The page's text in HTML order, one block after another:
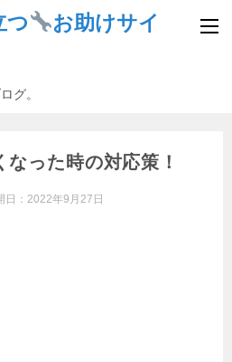
つ
お助けサイ
グ。
った時の対応策！
日： 2022年9月27日